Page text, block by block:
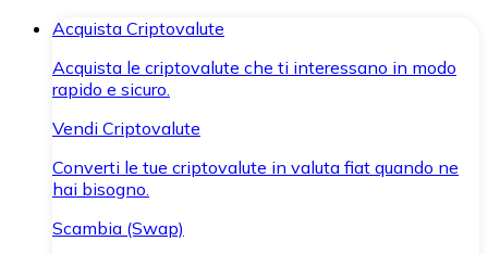
Acquista Criptovalute
Acquista le criptovalute che ti interessano in modo
rapido e sicuro.
Vendi Criptovalute
Converti le tue criptovalute in valuta fiat quando ne
hai bisogno.
Scambia (Swap)